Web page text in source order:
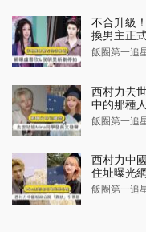
不合升級
換男主正
飯圈第一追
西村力去
中的那種人
飯圈第一追
西村力中
住址曝光
飯圈第一追